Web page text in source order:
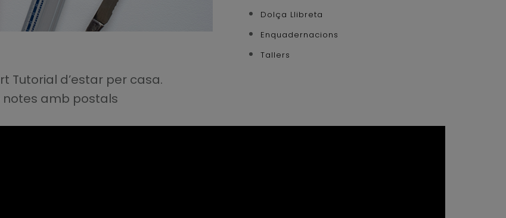
Tutorial d’estar per casa.
notes amb postals
Dolça Llibreta
Enquadernacions
Tallers